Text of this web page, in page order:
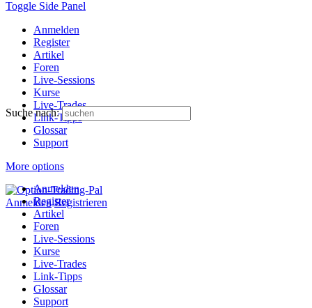
Toggle Side Panel
Anmelden
Register
Artikel
Foren
Live-Sessions
Kurse
Live-Trades
Link-Tipps
Glossar
Support
More options
Anmelden Registrieren
Suche nach:
Anmelden
Register
Artikel
Foren
Live-Sessions
Kurse
Live-Trades
Link-Tipps
Glossar
Support